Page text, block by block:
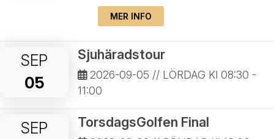
MER INFO
SEP
05
Sjuhäradstour
2026-09-05 // LÖRDAG Kl 08:30 -
11:00
SEP
TorsdagsGolfen Final